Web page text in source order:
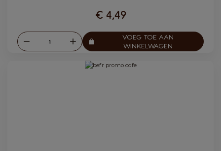
€ 4,49
Verlagen Verhogen
VOEG TOE AAN
WINKELWAGEN